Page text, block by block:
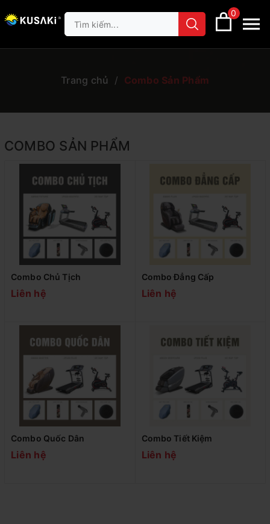
0
Trang chủ / Combo Sản Phẩm
COMBO SẢN PHẨM
Combo Chủ Tịch
Liên hệ
Combo Đẳng Cấp
Liên hệ
Combo Quốc Dân
Liên hệ
Combo Tiết Kiệm
Liên hệ